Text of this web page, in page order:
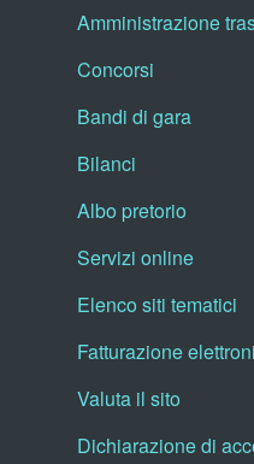
Amministrazione
Concorsi
Bandi di gara
Bilanci
Albo pretorio
Servizi online
Elenco siti tematici
Fatturazione
Valuta il sito
Dichiarazione di